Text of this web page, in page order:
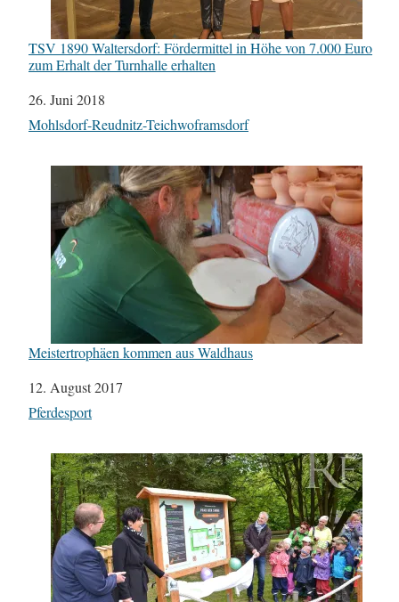
TSV 1890 Waltersdorf: Fördermittel in Höhe von 7.000 Euro
zum Erhalt der Turnhalle erhalten
Datum
26. Juni 2018
In Bezug auf
Mohlsdorf-Reudnitz-Teichwoframsdorf
Meistertrophäen kommen aus Waldhaus
Datum
12. August 2017
In Bezug auf
Pferdesport